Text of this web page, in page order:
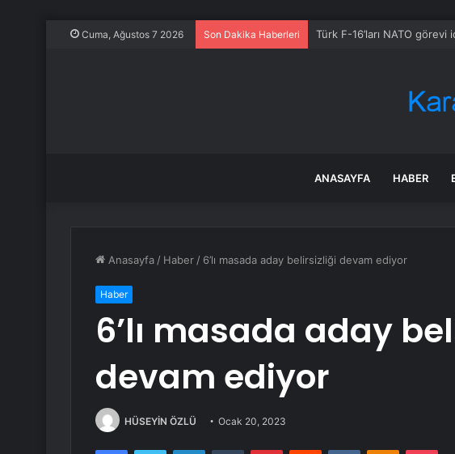
Cuma, Ağustos 7 2026 Son Dakika Haberleri Bayram öncesi
ANASAYFA HABER
Anasayfa / Haber / 6’lı masada aday belirsizliği devam ediyor
Haber
6’lı masada aday
devam ediyor
HÜSEYİN ÖZLÜ Ocak 20, 2023
FacebookTwitter LinkedInTumblr PinterestReddit VKontakte